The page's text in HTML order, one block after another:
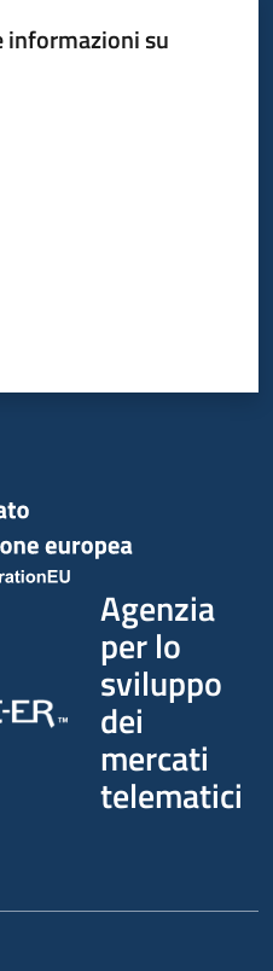
informazioni su
Agenzia
per lo
sviluppo
dei
mercati
telematici